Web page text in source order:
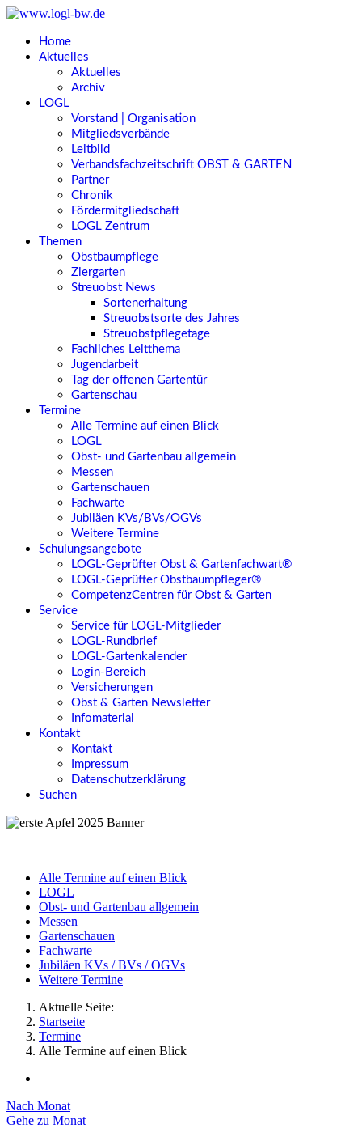
Home
Aktuelles
Aktuelles
Archiv
LOGL
Vorstand | Organisation
Mitgliedsverbände
Leitbild
Verbandsfachzeitschrift OBST & GARTEN
Partner
Chronik
Fördermitgliedschaft
LOGL Zentrum
Themen
Obstbaumpflege
Ziergarten
Streuobst News
Sortenerhaltung
Streuobstsorte des Jahres
Streuobstpflegetage
Fachliches Leitthema
Jugendarbeit
Tag der offenen Gartentür
Gartenschau
Termine
Alle Termine auf einen Blick
LOGL
Obst- und Gartenbau allgemein
Messen
Gartenschauen
Fachwarte
Jubiläen KVs/BVs/OGVs
Weitere Termine
Schulungsangebote
LOGL-Geprüfter Obst & Gartenfachwart®
LOGL-Geprüfter Obstbaumpfleger®
CompetenzCentren für Obst & Garten
Service
Service für LOGL-Mitglieder
LOGL-Rundbrief
LOGL-Gartenkalender
Login-Bereich
Versicherungen
Obst & Garten Newsletter
Infomaterial
Kontakt
Kontakt
Impressum
Datenschutzerklärung
Suchen
Alle Termine auf einen Blick
LOGL
Obst- und Gartenbau allgemein
Messen
Gartenschauen
Fachwarte
Jubiläen KVs / BVs / OGVs
Weitere Termine
Aktuelle Seite:
Startseite
Termine
Alle Termine auf einen Blick
Nach Monat
Gehe zu Monat